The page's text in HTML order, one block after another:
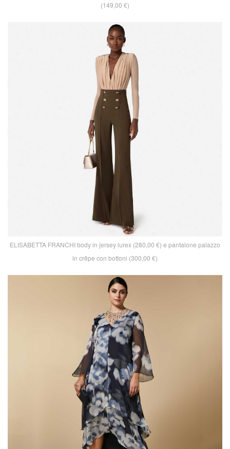
(149,00 €)
ELISABETTA FRANCHI body in jersey lurex (280,00 €) e pantalone palazzo
in crêpe con bottoni (300,00 €)